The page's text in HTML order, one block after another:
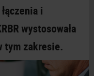
i
wystosowała
tym zakresie.